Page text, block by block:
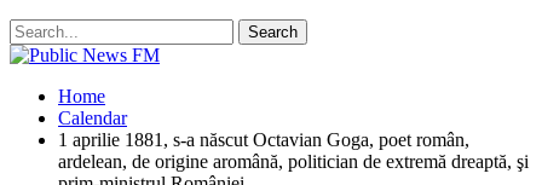
Home
Calendar
1 aprilie 1881, s-a născut Octavian Goga, poet român,
ardelean, de origine aromână, politician de extremă dreaptă, şi